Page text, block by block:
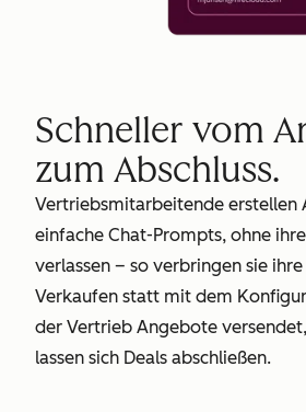
Schneller vom
zum Abschluss.
Vertriebsmitarbeitende erstellen
einfache Chat-Prompts, ohne
verlassen – so verbringen sie
Verkaufen statt mit dem
der Vertrieb Angebote
lassen sich Deals abschließen.